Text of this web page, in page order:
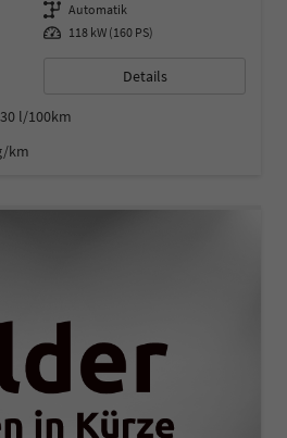
Getriebe Automatik
Leistung 118 kW (160 PS)
Details
l/100km
km